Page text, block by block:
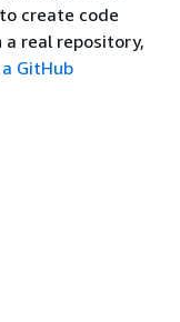
create code
a real repository,
GitHub